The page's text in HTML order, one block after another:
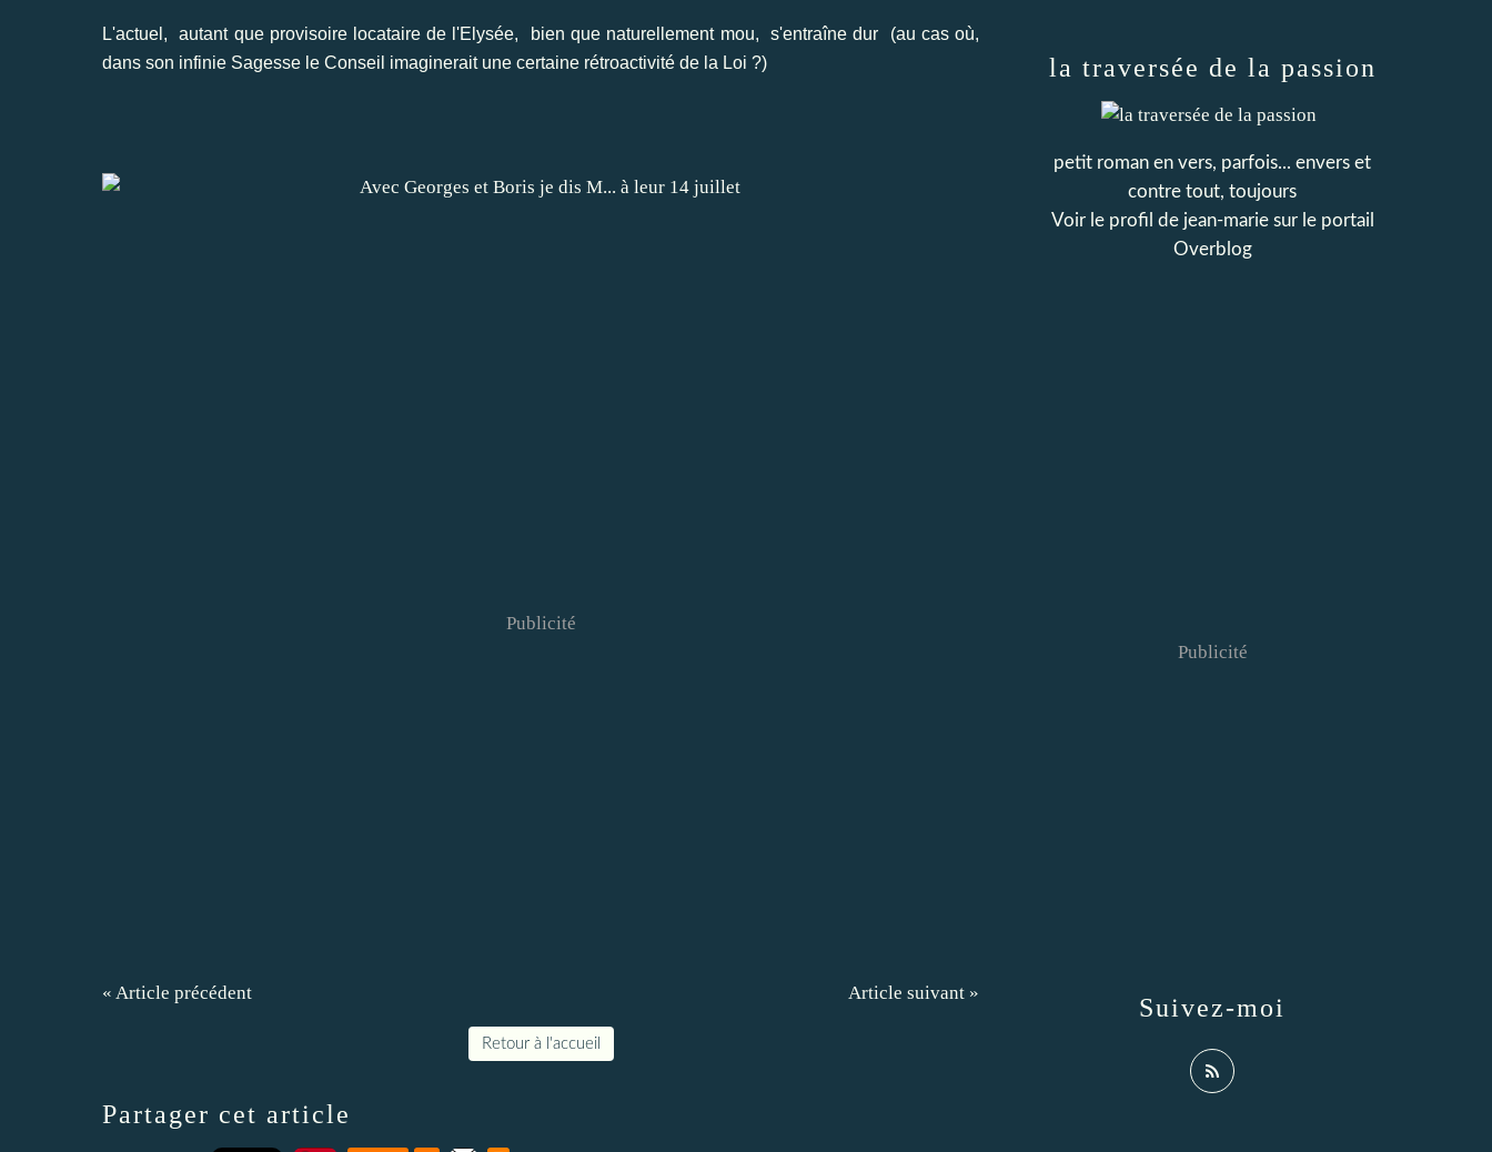
L'actuel, autant que provisoire locataire de l'Elysée, bien que naturellement mou, s'entraîne dur (au cas où,
dans son infinie Sagesse le Conseil imaginerait une certaine rétroactivité de la Loi ?)
Publicité
« Article précédent Article suivant »
Retour à l'accueil
Partager cet article
la traversée de la passion
petit roman en vers, parfois... envers et
contre tout, toujours
Voir le profil de jean-mariesur le portail
Overblog
Suivez-moi
Publicité